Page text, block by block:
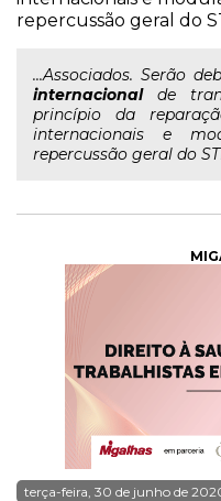
repercussão geral do
...Associados. Serão
internacionalde
princípio da
internacionais e
repercussão geral do
terça-feira, 30 de junho de